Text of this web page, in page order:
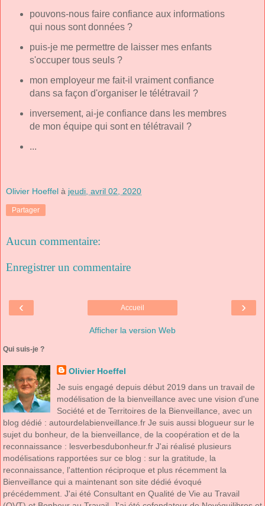
pouvons-nous faire confiance aux informations
qui nous sont données ?
puis-je me permettre de laisser mes enfants
s'occuper tous seuls ?
mon employeur me fait-il vraiment confiance
dans sa façon d'organiser le télétravail ?
inversement, ai-je confiance dans les membres
de mon équipe qui sont en télétravail ?
...
Olivier Hoeffel à jeudi, avril 02, 2020
Partager
Aucun commentaire:
Enregistrer un commentaire
‹ ›
Accueil
Afficher la version Web
Qui suis-je ?
Olivier Hoeffel
Je suis engagé depuis début 2019 dans un travail de
modélisation de la bienveillance avec une vision d'une
Société et de Territoires de la Bienveillance, avec un
blog dédié : autourdelabienveillance.fr Je suis aussi blogueur sur le
sujet du bonheur, de la bienveillance, de la coopération et de la
reconnaissance : lesverbesdubonheur.fr J'ai réalisé plusieurs
modélisations rapportées sur ce blog : sur la gratitude, la
reconnaissance, l'attention réciproque et plus récemment la
Bienveillance qui a maintenant son site dédié évoqué
précédemment. J'ai été Consultant en Qualité de Vie au Travail